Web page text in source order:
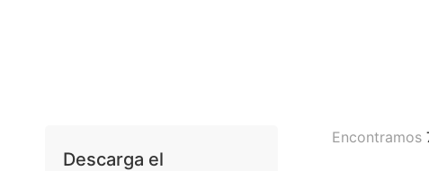
Descarga el
Encontramos